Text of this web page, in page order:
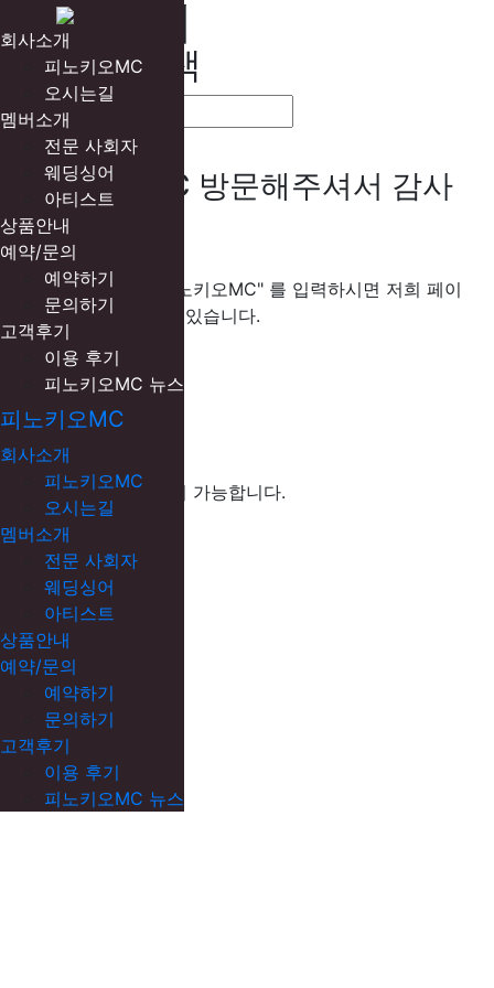
회사소개
피노키오MC
오시는길
멤버소개
전문 사회자
웨딩싱어
아티스트
상품안내
예약/문의
예약하기
문의하기
고객후기
이용 후기
피노키오MC 뉴스
피노키오MC
회사소개
피노키오MC
오시는길
멤버소개
전문 사회자
웨딩싱어
아티스트
상품안내
예약/문의
예약하기
문의하기
고객후기
이용 후기
피노키오MC 뉴스
예약문의
네이버 검색
피노키오MC 방문해주셔서 감사
합니다!
네이버 검색창에 "피노키오MC" 를 입력하시면 저희 페이
지를 더 빨리 찾을 수 있습니다.
공유하기
피노키오MC
모바일에서 전화 연결이 가능합니다.
확인